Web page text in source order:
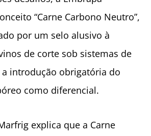
“Carne Carbono Neutro”,
por um selo alusivo à
de corte sob sistemas de
introdução obrigatória do
como diferencial.
explica que a Carne